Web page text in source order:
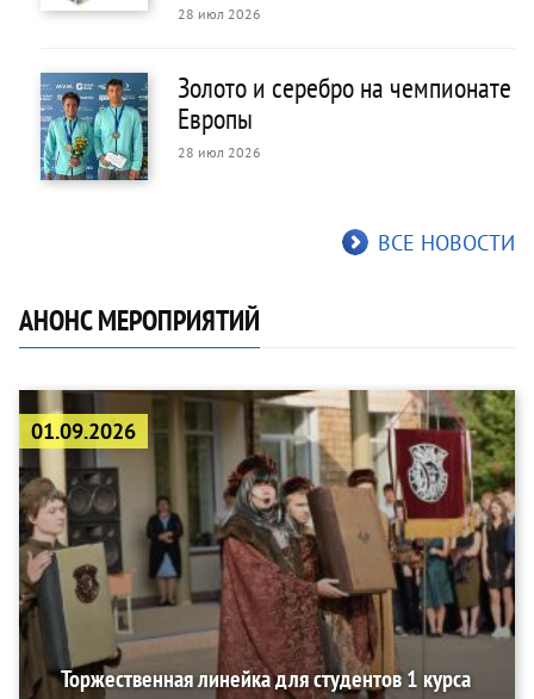
28 июл 2026
Золото и серебро на чемпионате
Европы
28 июл 2026
ВСЕ НОВОСТИ
АНОНС МЕРОПРИЯТИЙ
01.09.2026
Торжественная линейка для студентов 1 курса